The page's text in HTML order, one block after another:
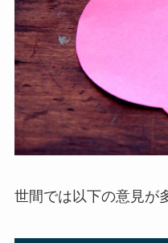
世間では以下の意見が